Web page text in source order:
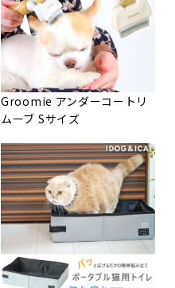
Groomie アンダーコートリ
ムーブ Sサイズ